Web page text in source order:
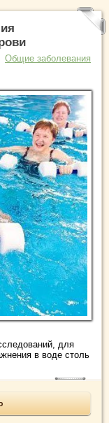
Общие заболевания
для
в воде столь